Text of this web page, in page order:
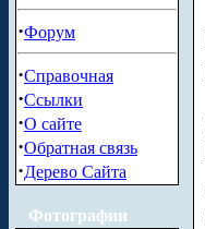
·Форум
·Справочная
·Ссылки
·О сайте
·Обратная связь
·Дерево Сайта
Фотографии